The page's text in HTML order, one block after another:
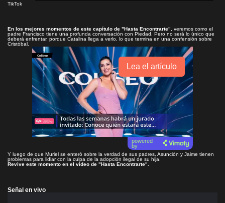
TikTok
En los mejores momentos de este capítulo de "Hasta Encontrarte" , veremos como el
padre Francisco tiene una profunda conversación con Piedad. Pero no será lo único que
deberá enfrentar, porque Catalina llega a verlo, lo que termina en una confensión sobre
Cristóbal.
Lea el artículo
powered
by
Y luego de que Muriel se enteró sobre la verdad de sus padres, Asunción y Jaime tienen
problemas para lidiar con la culpa de la adopción ilegal de su hija.
Revive este momento en el video de "Hasta Encontrarte"
Señal en vivo